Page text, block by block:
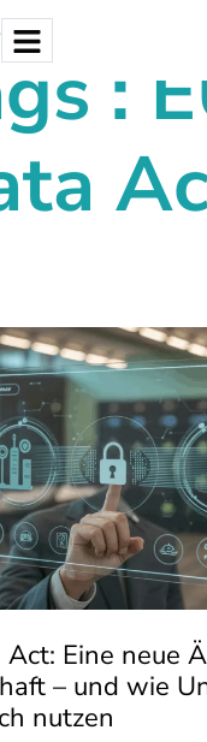
:
Act: Eine neue
– und wie
nutzen